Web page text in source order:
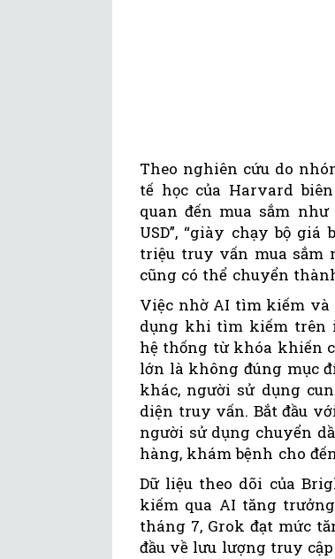
Theo nghiên cứu do
tế học của Harvard
quan đến mua sắm
USD”, “giày chạy bộ
triệu truy vấn mua sắm
cũng có thể chuyển
Việc nhờ AI tìm kiếm và
dụng khi tìm kiếm trên
hệ thống từ khóa khiến
lớn là không đúng mục
khác, người sử dụng
diện truy vấn. Bắt đầu
người sử dụng chuyển
hàng, khám bệnh cho
Dữ liệu theo dõi của
kiếm qua AI tăng
tháng 7, Grok đạt mức
đầu về lưu lượng truy